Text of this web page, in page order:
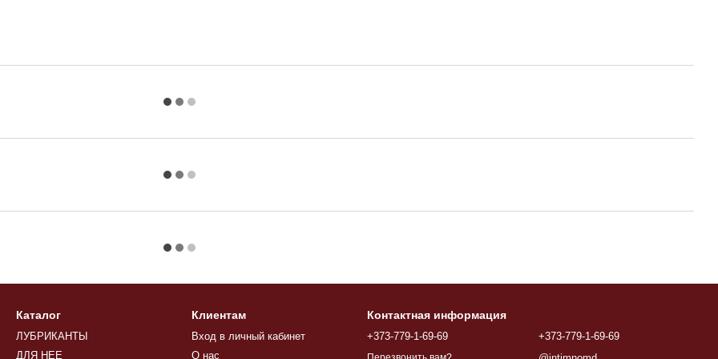
Каталог
ЛУБРИКАНТЫ
ДЛЯ НЕЕ
Клиентам
Вход в личный кабинет
О нас
Контактная информация
+373-779-1-69-69
+373-779-1-69-69